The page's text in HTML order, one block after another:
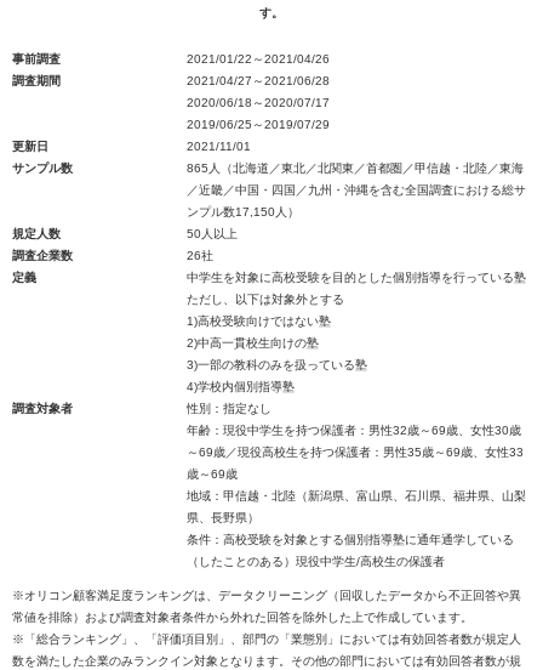
す。
事前調査
2021/01/22～2021/04/26
調査期間
2021/04/27～2021/06/28
2020/06/18～2020/07/17
2019/06/25～2019/07/29
更新日
2021/11/01
サンプル数
865人（北海道／東北／北関東／首都圏／甲信越・北陸／東海
／近畿／中国・四国／九州・沖縄を含む全国調査における総サ
ンプル数17,150人）
規定人数
50人以上
調査企業数
26社
定義
中学生を対象に高校受験を目的とした個別指導を行っている塾
ただし、以下は対象外とする
1)高校受験向けではない塾
2)中高一貫校生向けの塾
3)一部の教科のみを扱っている塾
4)学校内個別指導塾
調査対象者
性別：指定なし
年齢：現役中学生を持つ保護者：男性32歳～69歳、女性30歳
～69歳／現役高校生を持つ保護者：男性35歳～69歳、女性33
歳～69歳
地域：甲信越・北陸（新潟県、富山県、石川県、福井県、山梨
県、長野県）
条件：高校受験を対象とする個別指導塾に通年通学している
（したことのある）現役中学生/高校生の保護者
※オリコン顧客満足度ランキングは、データクリーニング（回収したデータから不正回答や異
常値を排除）および調査対象者条件から外れた回答を除外した上で作成しています。
※「総合ランキング」、「評価項目別」、部門の「業態別」においては有効回答者数が規定人
数を満たした企業のみランクイン対象となります。その他の部門においては有効回答者数が規